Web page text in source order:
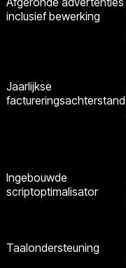
inclusief bewerking
Jaarlijkse
factureringsachterstand
Ingebouwde
scriptoptimalisator
Taalondersteuning